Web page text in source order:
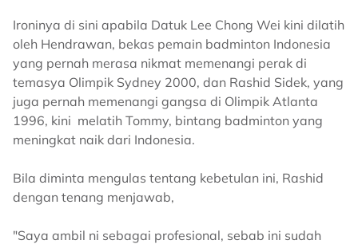
Ironinya di sini apabila Datuk Lee Chong Wei kini dilatih
oleh Hendrawan, bekas pemain badminton Indonesia
yang pernah merasa nikmat memenangi perak di
temasya Olimpik Sydney 2000, dan Rashid Sidek, yang
juga pernah memenangi gangsa di Olimpik Atlanta
1996, kini melatih Tommy, bintang badminton yang
meningkat naik dari Indonesia.
Bila diminta mengulas tentang kebetulan ini, Rashid
dengan tenang menjawab,
"Saya ambil ni sebagai profesional, sebab ini sudah